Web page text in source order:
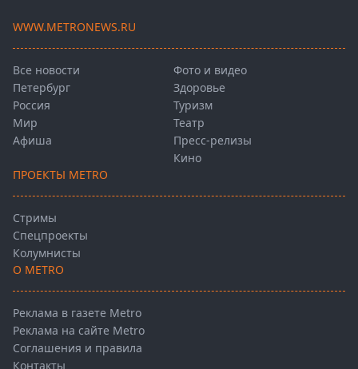
WWW.METRONEWS.RU
Все новости
Петербург
Россия
Мир
Афиша
Фото и видео
Здоровье
Туризм
Театр
Пресс-релизы
Кино
ПРОЕКТЫ METRO
Стримы
Спецпроекты
Колумнисты
О METRO
Реклама в газете Metro
Реклама на сайте Metro
Соглашения и правила
Контакты